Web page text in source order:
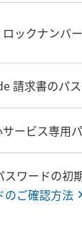
ロックナンバー
請求書のパ
ービス専用
ワードの初
のご確認方法